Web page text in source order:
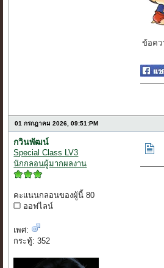
ข้อค
01 กรกฎาคม 2026, 09:51:PM
กวินพัฒน์
Special Class LV3
นักกลอนผู้มากผลงาน
คะแนนกลอนของผู้นี้ 80
ออฟไลน์
เพศ:
กระทู้: 352